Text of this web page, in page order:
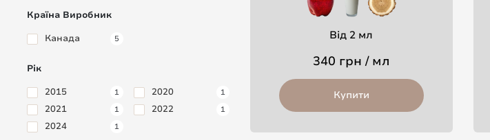
Країна Виробник
Канада
5
Рік
2015
1 2020 1
2021 1 2022 1
2024 1
Від 2 мл
340 грн / мл
Купити